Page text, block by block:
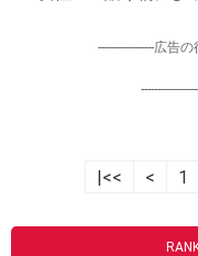
-----------------広告
|<< < 1